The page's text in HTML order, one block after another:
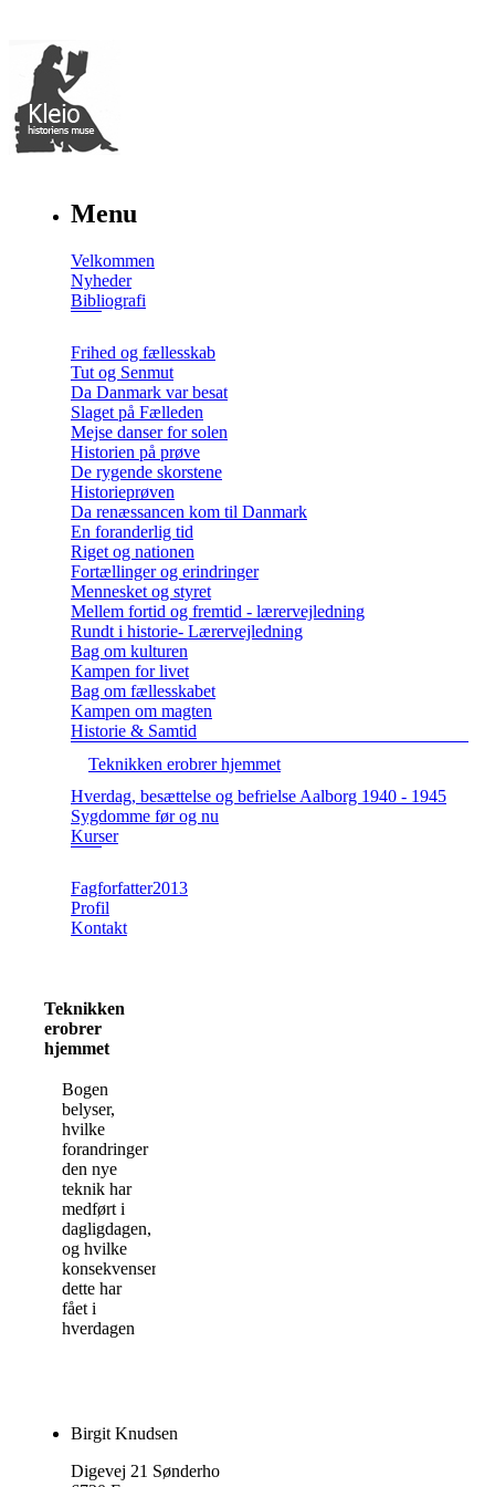
Menu
Velkommen
Nyheder
Bibliografi
Frihed og fællesskab
Tut og Senmut
Da Danmark var besat
Slaget på Fælleden
Mejse danser for solen
Historien på prøve
De rygende skorstene
Historieprøven
Da renæssancen kom til Danmark
En foranderlig tid
Riget og nationen
Fortællinger og erindringer
Mennesket og styret
Mellem fortid og fremtid - lærervejledning
Rundt i historie- Lærervejledning
Bag om kulturen
Kampen for livet
Bag om fællesskabet
Kampen om magten
Historie & Samtid
Teknikken erobrer hjemmet
Hverdag, besættelse og befrielse Aalborg 1940 - 1945
Sygdomme før og nu
Kurser
Fagforfatter2013
Profil
Kontakt
Teknikken
erobrer
hjemmet
Bogen
belyser,
hvilke
forandringer
den nye
teknik har
medført i
dagligdagen,
og hvilke
konsekvenser
dette har
fået i
hverdagen
Birgit Knudsen
Digevej 21 Sønderho